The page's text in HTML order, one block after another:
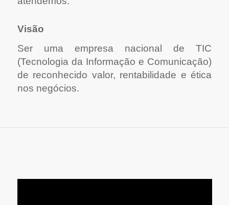
Visão
Ser uma empresa nacional de TIC
(Tecnologia da Informação e Comunicação)
de reconhecido valor, rentabilidade e ética
nos negócios.